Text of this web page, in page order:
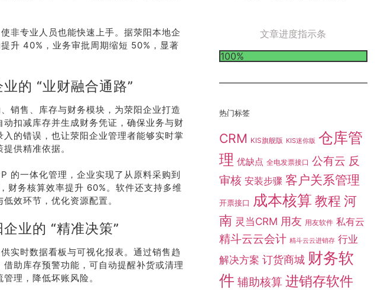
非专业人员也能快速上手。据荥阳本地企
升 40%，业务审批周期缩短 50%，显著
的 “业财融合通路”
销售、库存与财务模块，为荥阳企业打造
扣减库存并生成财务凭证，确保业务与财
的错误，也让荥阳企业管理者能够实时掌
供精准依据。
的一体化管理，企业实现了从原料采购到
财务核算效率提升 60%。软件还支持多维
效环节，优化资源配置。
业的 “精准决策”
实时数据看板与可视化报表。通过销售趋
助库存预警功能，可自动提醒补货或清理
理，降低坏账风险。
文章进度指示条
100%
热门标签
CRM KIS旗舰版 KIS迷你版 仓库管
理 优缺点 全电发票接口 公有云 反
审核 安装步骤 客户关系管理
开票接口 成本核算 教程 河
南 灵当CRM 用友 用友软件 私有云
精斗云云会计 精斗云云进销存 行业
解决方案 订货商城 财务软
件 辅助核算 进销存软件